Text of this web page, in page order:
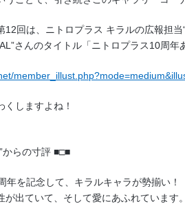
12回は、ニトロプラス キラルの広報担
さんのタイトル「ニトロプラス10周
くしますよね！
からの寸評 ■□■
年を記念して、キラルキャラが勢揃い！
が出ていて、そして愛にあふれています。